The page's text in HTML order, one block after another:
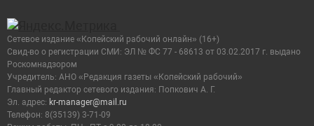
Сетевое издание «Копейский рабочий онлайн» (16+)
Cвид-во о регистрации СМИ: ЭЛ № ФС 77 - 68613 от 03.02.2017 г. выдано
Роскомнадзором
Учредитель: АНО «Редакция газеты «Копейский рабочий»
Главный редактор сетевого издания: Попкович А. Г.
Эл. адрес: kr-manager@mail.ru
Телефон: 8(35139) 3-71-09